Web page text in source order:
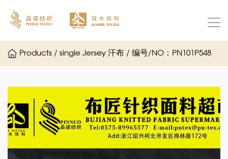
Products / single Jersey 汗布 / 编号/NO：PN101P548